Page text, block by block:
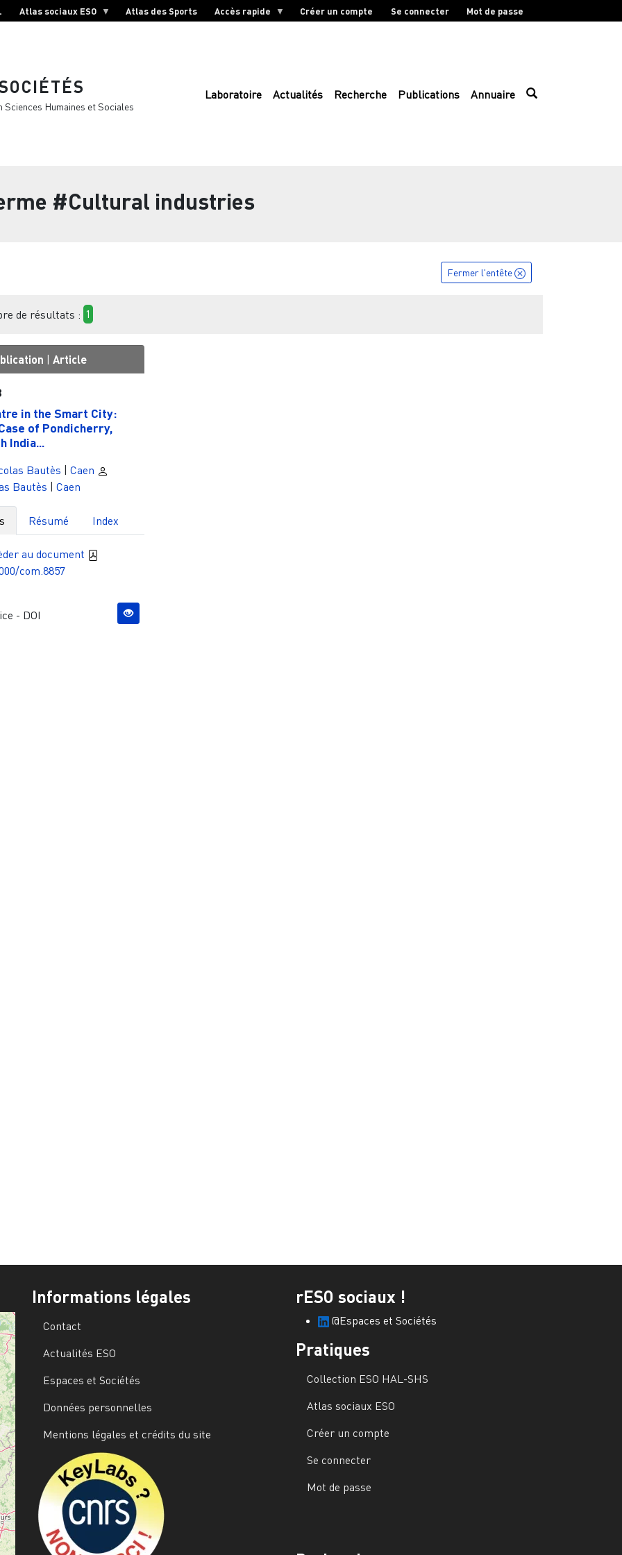
Atlas sociaux ESO Atlas des Sports Accès rapide Créer un compte Se connecter Mot de passe
Humaines et Sociales
Laboratoire Actualités Recherche Publications Annuaire
#Cultural industries
Fermer l'entête
de résultats : 1
| Article
in the Smart City:
of Pondicherry,
India...
Bautès | Caen
Bautès | Caen
Résumé Index
au document
com.8857
- DOI
Informations légales
Contact
Actualités ESO
Espaces et Sociétés
Données personnelles
Mentions légales et crédits du site
rESO sociaux !
@Espaces et Sociétés
Pratiques
Collection ESO HAL-SHS
Atlas sociaux ESO
Créer un compte
Se connecter
Mot de passe